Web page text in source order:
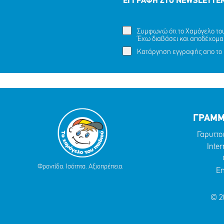
Συμφωνώ ότι το Χαμόγελο του
Έχω διαβάσει και
Κατάργηση εγγραφής απο
Φροντίδα. Ισότητα. Αξιοπρέπεια.
©